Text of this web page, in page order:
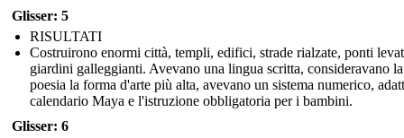
Glisser: 5
RISULTATI
Costruirono enormi città, templi, edifici, strade rialzate, ponti
giardini galleggianti. Avevano una lingua scritta, consideravano la
poesia la forma d'arte più alta, avevano un sistema numerico,
calendario Maya e l'istruzione obbligatoria per i bambini.
Glisser: 6